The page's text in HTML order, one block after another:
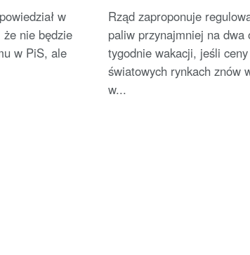
w
że nie będzie
w PiS, ale
wakacji, jeśli ceny ropy
Rząd zaproponuje
paliw przynajmniej na dwa
tygodnie wakacji, jeśli
światowych rynkach znów
w...